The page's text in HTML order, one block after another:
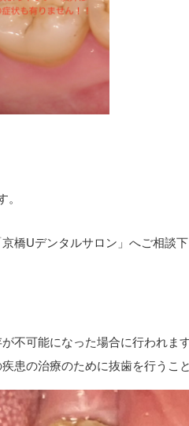
。
橋Uデンタルサロン」へご相談下
不可能になった場合に行われ
患の治療のために抜歯を行うこ